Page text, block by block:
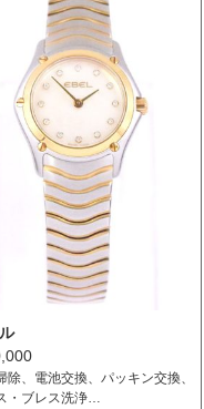
除、電池交換、パッキン交換、
・ブレス洗浄…